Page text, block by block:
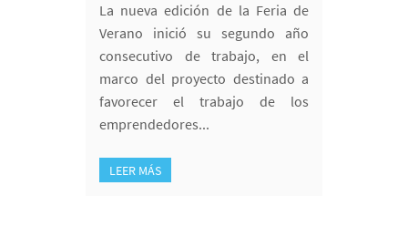
La nueva edición de la Feria de
Verano inició su segundo año
consecutivo de trabajo, en el
marco del proyecto destinado a
favorecer el trabajo de los
emprendedores...
LEER MÁS